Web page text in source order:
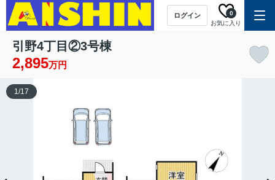
ログイン
お気に入り
0
引野4丁目②3号棟
2,895万円
1/17